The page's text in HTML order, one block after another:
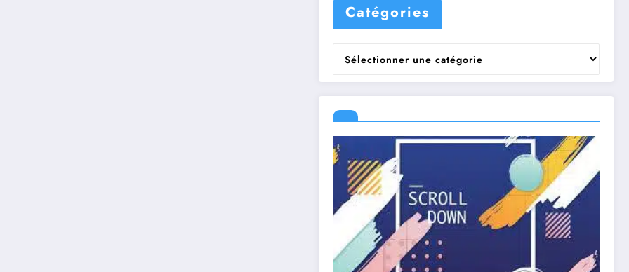
Catégories
Catégories